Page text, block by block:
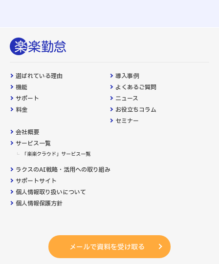
選ばれている理由
機能
サポート
料金
導入事例
よくあるご質問
ニュース
お役立ちコラム
セミナー
会社概要
サービス一覧
「楽楽クラウド」サービス一覧
ラクスのAI戦略・活用への取り組み
サポートサイト
個人情報取り扱いについて
個人情報保護方針
メールで資料を受け取る